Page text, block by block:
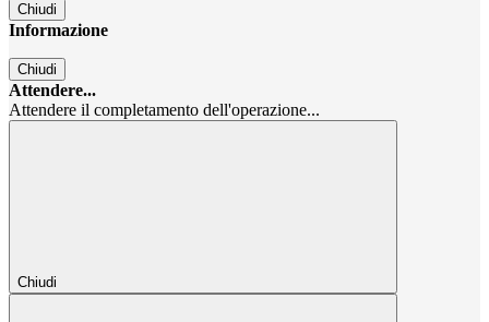
Chiudi
Informazione
Chiudi
Attendere...
Attendere il completamento dell'operazione...
Chiudi